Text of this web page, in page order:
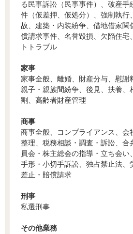
る民事訴訟（民事事件）、破産手
件（仮差押、仮処分）、強制執行
故、建築・内装紛争、借地借家関
償請求事件、名誉毀損、欠陥住宅
トトラブル
家事
家事全般、離婚、財産分与、慰謝
親子・親族間紛争、後見、扶養、
割、高齢者財産管理
商事
商事全般、コンプライアンス、会
整理、税務相談・調査・訴訟、合
員会・株主総会の指導・立ち会い
手形・小切手訴訟、独占禁止法、
差止・賠償請求
刑事
私選刑事
その他業務